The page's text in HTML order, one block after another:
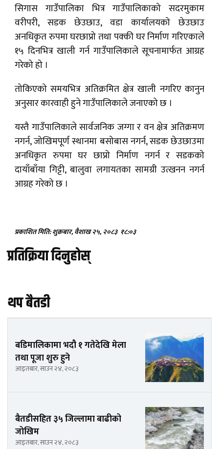
सिगास गाउँपालिका भित्र गाउँपालिकाको सदरमुकाम
वरीपरी, सडक छेउछाउ, वडा कार्यालयको छेउछाउ
अनधिकृत रुपमा घरछाप्रो तथा पक्की घर निर्माण गरिएकाले
१५ दिनभित्र खाली गर्न गाउँपालिकाले सूचनामार्फत आग्रह
गरेको हो ।
तोकिएको समयभित्र अतिक्रमित क्षेत्र खाली नगरिए कानुन
अनुसार कारवाही हुने गाउँपालिकाले जनाएको छ ।
यस्तै गाउँपालिकाले सार्वजनिक जग्गा र वन क्षेत्र अतिक्रमण
नगर्न, जोखिमपूर्ण स्थानमा बसोबास नगर्न, सडक छेउछाउमा
अनधिकृत रुपमा घर छाप्रो निर्माण नगर्न र सडकको
दायाँबाँया गिट्टी, बालुवा लगायतका सामग्री उत्खनन नगर्न
आग्रह गरेको छ ।
प्रकाशित मिति: शुक्रबार, वैशाख २५, २०८३ १८:०३
प्रतिक्रिया दिनुहोस्
थप बैतडी
बडिमालिकामा भदौ १ गतेदेखि मेला
तथा पूजा शुरु हुने
आइतबार, साउन २४, २०८३
बैतडीसहित ३५ जिल्लामा बाढीको
जोखिम
आइतबार, साउन २४, २०८३